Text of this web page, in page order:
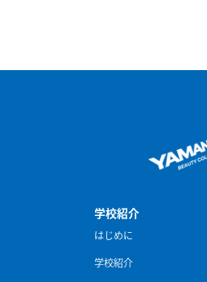
学校紹介
はじめに
学校紹介